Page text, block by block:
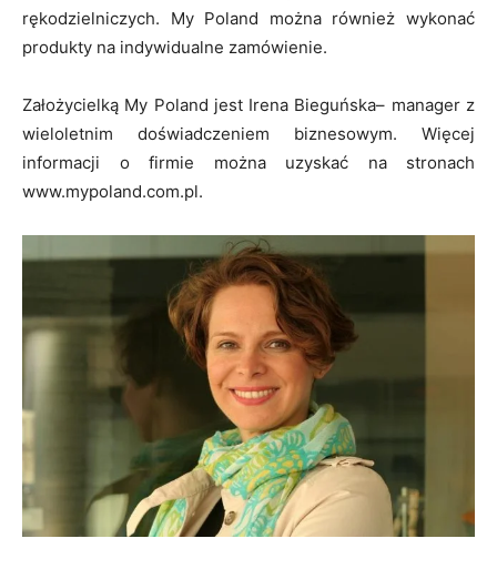
rękodzielniczych. My Poland można również wykonać
produkty na indywidualne zamówienie.
Założycielką My Poland jest Irena Bieguńska– manager z
wieloletnim doświadczeniem biznesowym. Więcej
informacji o firmie można uzyskać na stronach
www.mypoland.com.pl.